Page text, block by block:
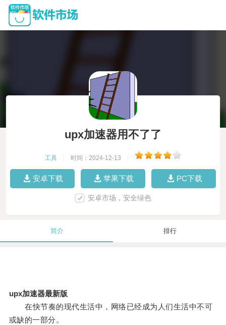
upx加速器用不了了
工具 时间：2024-12-13
安卓下载 苹果下载 PC下载
安卓市场，安全绿色
简介 排行
upx加速器最新版
在快节奏的现代生活中，网络已经成为人们生活中不可
或缺的一部分。